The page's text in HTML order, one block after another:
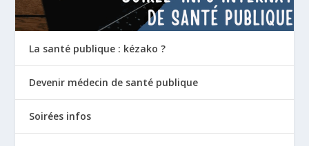
La santé publique : kézako ?
Devenir médecin de santé publique
Soirées infos